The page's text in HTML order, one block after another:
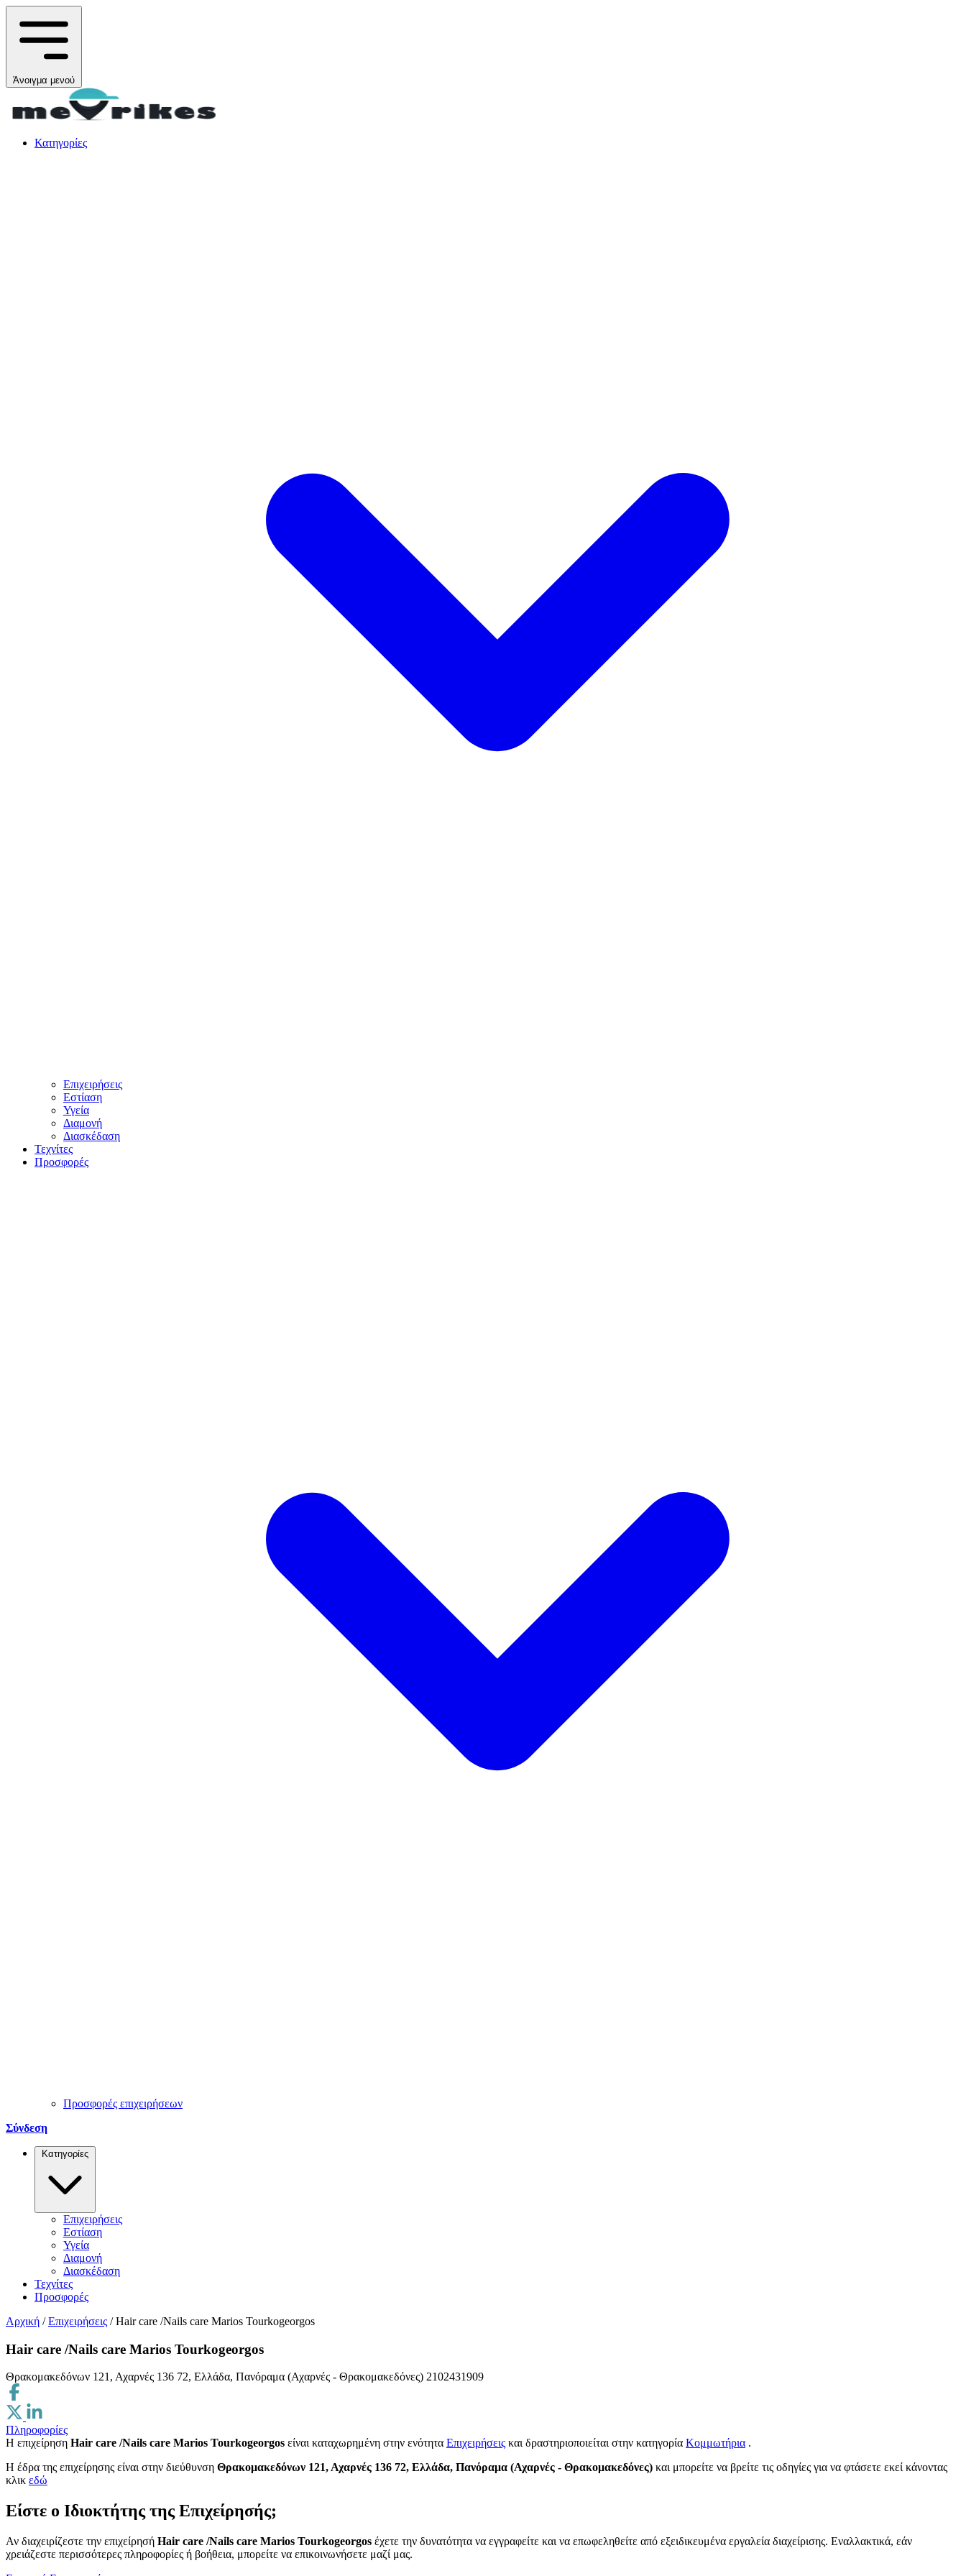
Άνοιγμα μενού
Κατηγορίες
Επιχειρήσεις
Εστίαση
Υγεία
Διαμονή
Διασκέδαση
Τεχνίτες
Προσφορές
Προσφορές επιχειρήσεων
Σύνδεση
Κατηγορίες
Επιχειρήσεις
Εστίαση
Υγεία
Διαμονή
Διασκέδαση
Τεχνίτες
Προσφορές
Αρχική / Επιχειρήσεις / Hair care /Nails care Marios Tourkogeorgos
Hair care /Nails care Marios Tourkogeorgos
Θρακομακεδόνων 121, Αχαρνές 136 72, Ελλάδα, Πανόραμα (Αχαρνές - Θρακομακεδόνες) 2102431909
Πληροφορίες
Η επιχείρηση Hair care /Nails care Marios Tourkogeorgos είναι καταχωρημένη στην ενότητα Επιχειρήσεις και δραστηριοποιείται στην κατηγορία Κομμωτήρια .
H έδρα της επιχείρησης είναι στην διεύθυνση Θρακομακεδόνων 121, Αχαρνές 136 72, Ελλάδα, Πανόραμα (Αχαρνές - Θρακομακεδόνες) και μπορείτε να βρείτε τις οδηγίες για να φτάσετε εκεί κάνοντας
κλικ εδώ
Είστε ο Ιδιοκτήτης της Επιχείρησής;
Αν διαχειρίζεστε την επιχείρησή Hair care /Nails care Marios Tourkogeorgos έχετε την δυνατότητα να εγγραφείτε και να επωφεληθείτε από εξειδικευμένα εργαλεία διαχείρισης. Εναλλακτικά, εάν
χρειάζεστε περισσότερες πληροφορίες ή βοήθεια, μπορείτε να επικοινωνήσετε μαζί μας.